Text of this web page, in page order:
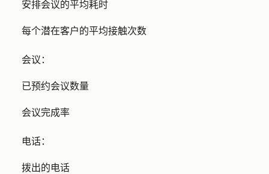
安排会议的平均耗时
每个潜在客户的平均接触次数
会议：
已预约会议数量
会议完成率
电话：
拨出的电话